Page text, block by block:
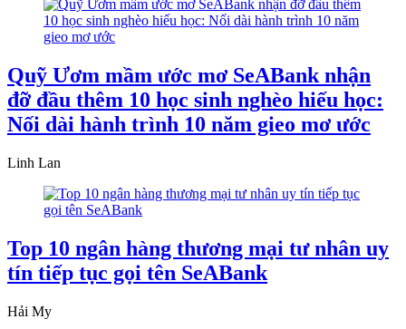
Quỹ Ươm mầm ước mơ SeABank nhận
đỡ đầu thêm 10 học sinh nghèo hiếu học:
Nối dài hành trình 10 năm gieo mơ ước
Linh Lan
Top 10 ngân hàng thương mại tư nhân uy
tín tiếp tục gọi tên SeABank
Hải My